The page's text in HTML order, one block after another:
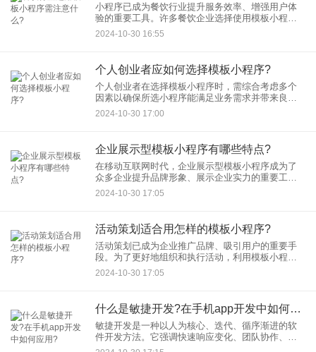
小程序已成为餐饮行业提升服务效率、增强用户体
验的重要工具。许多餐饮企业选择使用模板小程序
来快速搭建自己的线上服务平台。然而，在选用模
板小程序时，餐饮行业需要注意以下几个方面，以
2024-10-30 16:55
个人创业者应如何选择模板小程序?
个人创业者在选择模板小程序时，需综合考虑多个
因素以确保所选小程序能满足业务需求并带来良好
的用户体验。以下是一些关键的选择要点： ‌一、明
确需求与目标 ‌业务需求‌：首先明确小
2024-10-30 17:00
企业展示型模板小程序有哪些特点?
在移动互联网时代，企业展示型模板小程序成为了
众多企业提升品牌形象、展示企业实力的重要工
具。这类小程序以其独特的优势，帮助企业在激烈
的市场竞争中脱颖而出。本文将详细探讨企业展示
2024-10-30 17:05
活动策划适合用怎样的模板小程序?
活动策划已成为企业推广品牌、吸引用户的重要手
段。为了更好地组织和执行活动，利用模板小程序
进行活动策划已成为一种趋势。那么，活动策划适
合使用怎样的模板小程序呢？本文将深入探讨这一
2024-10-30 17:05
什么是敏捷开发?在手机app开发中如何应用?
敏捷开发是一种以人为核心、迭代、循序渐进的软
件开发方法。它强调快速响应变化、团队协作、用
户参与和持续交付。与传统的瀑布式开发模式不